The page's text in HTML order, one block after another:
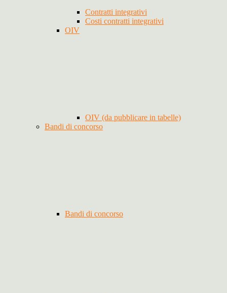
Contratti integrativi
Costi contratti integrativi
OIV
OIV (da pubblicare in tabelle)
Bandi di concorso
Bandi di concorso